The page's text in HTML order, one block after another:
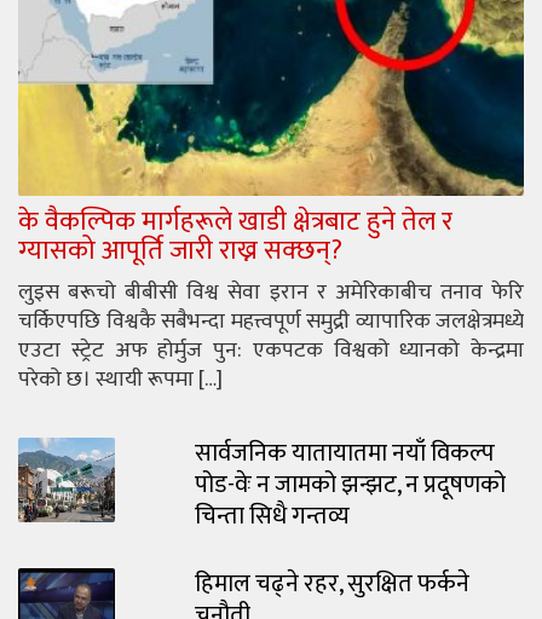
के वैकल्पिक मार्गहरूले खाडी क्षेत्रबाट हुने तेल र
ग्यासको आपूर्ति जारी राख्न सक्छन्?
लुइस बरूचो बीबीसी विश्व सेवा इरान र अमेरिकाबीच तनाव फेरि
चर्किएपछि विश्वकै सबैभन्दा महत्त्वपूर्ण समुद्री व्यापारिक जलक्षेत्रमध्ये
एउटा स्ट्रेट अफ होर्मुज पुन: एकपटक विश्वको ध्यानको केन्द्रमा
परेको छ। स्थायी रूपमा […]
सार्वजनिक यातायातमा नयाँ विकल्प
पोड-वेः न जामको झन्झट, न प्रदूषणको
चिन्ता सिधै गन्तव्य
हिमाल चढ्ने रहर, सुरक्षित फर्कने